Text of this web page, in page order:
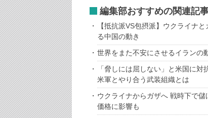
編集部おすすめの関連記
【抵抗派VS包摂派】ウクライナ
る中国の動き
世界をまた不安にさせるイランの
「脅しには屈しない」と米国に
米軍とやり合う武装組織とは
ウクライナからガザへ 戦時下で
価格に影響も